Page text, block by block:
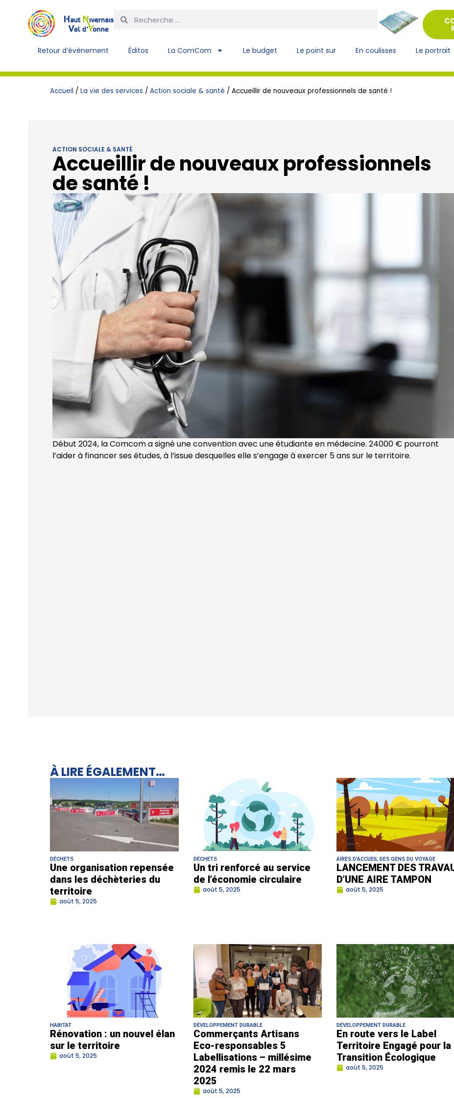
Retour d’évènement Éditos La ComCom Le budget Le point sur En coulisses Le portrait
Accueil / La vie des services / Action sociale & santé / Accueillir de nouveaux professionnels de santé !
ACTION SOCIALE & SANTÉ
Accueillir de nouveaux professionnels
de santé !
Début 2024, la Comcom a signé une convention avec une étudiante en médecine. 24000 € pourront
l’aider à financer ses études, à l’issue desquelles elle s’engage à exercer 5 ans sur le territoire.
À LIRE ÉGALEMENT…
DÉCHETS
Une organisation repensée
dans les déchèteries du
territoire
août 5, 2025
DÉCHETS
Un tri renforcé au service
de l’économie circulaire
août 5, 2025
AIRES D’ACCUEIL DES GENS DU VOYAGE
LANCEMENT DES
D’UNE AIRE TAMPON
août 5, 2025
HABITAT
Rénovation : un nouvel élan
sur le territoire
août 5, 2025
DÉVELOPPEMENT DURABLE
Commerçants Artisans
Eco-responsables 5
Labellisations – millésime
2024 remis le 22 mars
2025
août 5, 2025
DÉVELOPPEMENT DURABLE
En route vers le Label
Territoire Engagé pour la
Transition Écologique
août 5, 2025